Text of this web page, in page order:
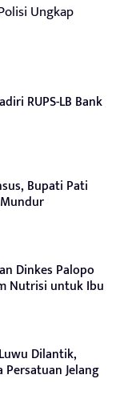
Ungkap
RUPS-LB Bank
Bupati Pati
Dinkes Palopo
Nutrisi untuk Ibu
Dilantik,
Jelang